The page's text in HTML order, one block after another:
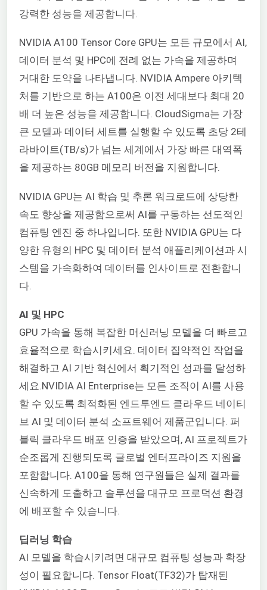
강력한 성능을 제공합니다.
NVIDIA A100 Tensor Core GPU는 모든 규모에서 AI,
데이터 분석 및 HPC에 전례 없는 가속을 제공하며
거대한 도약을 나타냅니다. NVIDIA Ampere 아키텍
처를 기반으로 하는 A100은 이전 세대보다 최대 20
배 더 높은 성능을 제공합니다. CloudSigma는 가장
큰 모델과 데이터 세트를 실행할 수 있도록 초당 2테
라바이트(TB/s)가 넘는 세계에서 가장 빠른 대역폭
을 제공하는 80GB 메모리 버전을 지원합니다.
NVIDIA GPU는 AI 학습 및 추론 워크로드에 상당한
속도 향상을 제공함으로써 AI를 구동하는 선도적인
컴퓨팅 엔진 중 하나입니다. 또한 NVIDIA GPU는 다
양한 유형의 HPC 및 데이터 분석 애플리케이션과 시
스템을 가속화하여 데이터를 인사이트로 전환합니
다.
AI 및 HPC
GPU 가속을 통해 복잡한 머신러닝 모델을 더 빠르고
효율적으로 학습시키세요. 데이터 집약적인 작업을
해결하고 AI 기반 혁신에서 획기적인 성과를 달성하
세요. NVIDIA AI Enterprise는 모든 조직이 AI를 사용
할 수 있도록 최적화된 엔드투엔드 클라우드 네이티
브 AI 및 데이터 분석 소프트웨어 제품군입니다. 퍼
블릭 클라우드 배포 인증을 받았으며, AI 프로젝트가
순조롭게 진행되도록 글로벌 엔터프라이즈 지원을
포함합니다. A100을 통해 연구원들은 실제 결과를
신속하게 도출하고 솔루션을 대규모 프로덕션 환경
에 배포할 수 있습니다.
딥러닝 학습
AI 모델을 학습시키려면 대규모 컴퓨팅 성능과 확장
성이 필요합니다. Tensor Float(TF32)가 탑재된